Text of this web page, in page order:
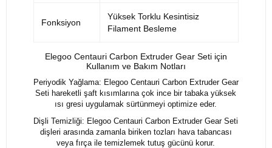
Fonksiyon
Yüksek Torklu Kesintisiz
Filament Besleme
Elegoo Centauri Carbon Extruder Gear Seti için
Kullanım ve Bakım Notları
Periyodik Yağlama: Elegoo Centauri Carbon Extruder Gear
Seti hareketli şaft kısımlarına çok ince bir tabaka yüksek
ısı gresi uygulamak sürtünmeyi optimize eder.
Dişli Temizliği: Elegoo Centauri Carbon Extruder Gear Seti
dişleri arasında zamanla biriken tozları hava tabancası
veya fırça ile temizlemek tutuş gücünü korur.